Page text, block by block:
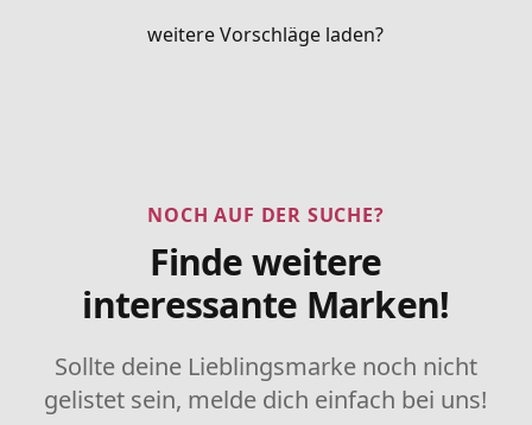
weitere Vorschläge laden?
NOCH AUF DER SUCHE?
Finde weitere
interessante Marken!
Sollte deine Lieblingsmarke noch nicht
gelistet sein, melde dich einfach bei uns!